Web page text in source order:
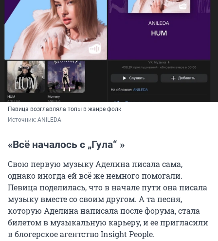
Певица возглавляла топы в жанре фолк
Источник: ANILEDA
«Всё началось с „Гула“ »
Свою первую музыку Аделина писала сама,
однако иногда ей всё же немного помогали.
Певица поделилась, что в начале пути она писала
музыку вместе со своим другом. А та песня,
которую Аделина написала после форума, стала
билетом в музыкальную карьеру, и ее пригласили
в блогерское агентство Insight People.